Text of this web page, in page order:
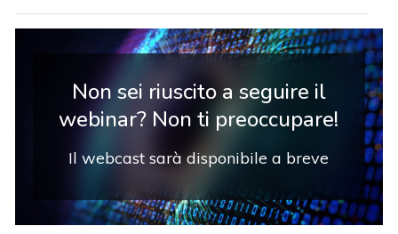
Non sei riuscito a seguire il
webinar? Non ti preoccupare!
Il webcast sarà disponibile a breve